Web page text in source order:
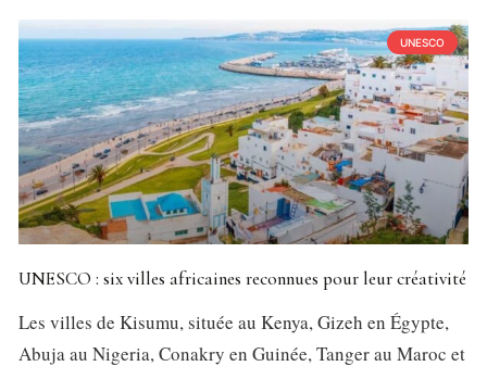
UNESCO
UNESCO : six villes africaines reconnues pour leur créativité
Les villes de Kisumu, située au Kenya, Gizeh en Égypte,
Abuja au Nigeria, Conakry en Guinée, Tanger au Maroc et